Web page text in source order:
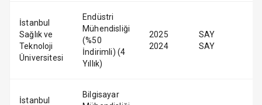
İstanbul
Sağlık ve
Teknoloji
Üniversitesi
Endüstri
Mühendisliği
(%50
İndirimli) (4
Yıllık)
2025
2024
SAY
SAY
İstanbul
Bilgisayar